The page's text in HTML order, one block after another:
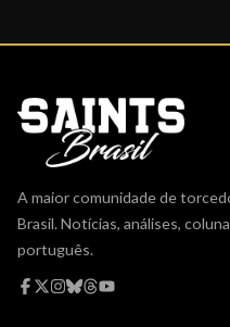
A maior comunidade de
Brasil. Notícias, análises,
português.